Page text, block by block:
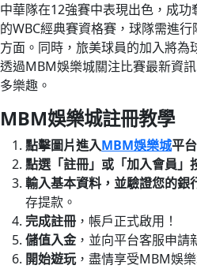
中華隊在12強賽中表現出色，成
的WBC經典賽資格賽，球隊需進
方面。同時，旅美球員的加入將
透過MBM娛樂城關注比賽最新資
多樂趣。
MBM娛樂城註冊教學
點擊圖片進入MBM娛樂城平台
點選「註冊」或「加入會員」
輸入基本資料，並驗證您的銀
存提款。
完成註冊 ，帳戶正式啟用！
儲值入金，並向平台客服申請
開始遊玩，盡情享受MBM娛